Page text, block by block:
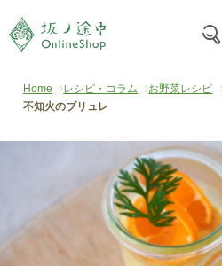
Home レシピ・コラム お野菜レシピ
不知火のブリュレ